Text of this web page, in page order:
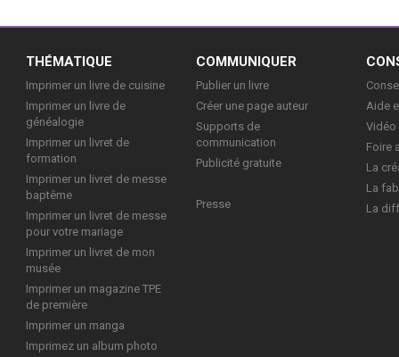
THÉMATIQUE
Imprimer un livre de cuisine
Imprimer un livre de
généalogie
Imprimer un livret de
formation
Imprimer un livret de messe
baptême
Imprimer un livret de messe
pour votre mariage
Imprimer un livret de mon
musée
Imprimer un magazine TPE
de première
Imprimer un manga
Imprimez un album photo
COMMUNIQUER
Publier un livre
Créer une page auteur
Supports de
communication
Publicité gratuite
Presse
Aide
Vidéo
Foire
La
La
La